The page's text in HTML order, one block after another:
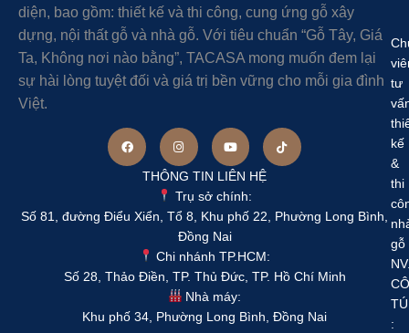
diện, bao gồm: thiết kế và thi công, cung ứng gỗ xây
dựng, nội thất gỗ và nhà gỗ. Với tiêu chuẩn “Gỗ Tây, Giá
Ta, Không nơi nào bằng”, TACASA mong muốn đem lại
sự hài lòng tuyệt đối và giá trị bền vững cho mỗi gia đình
Việt.
THÔNG TIN LIÊN HỆ
Trụ sở chính:
Số 81, đường Điểu Xiển, Tổ 8, Khu phố 22, Phường Long Bình,
Đồng Nai
Chi nhánh TP.HCM:
Số 28, Thảo Điền, TP. Thủ Đức, TP. Hồ Chí Minh
Nhà máy:
Khu phố 34, Phường Long Bình, Đồng Nai
tư
kế
&
thi
gỗ
TÚ
: